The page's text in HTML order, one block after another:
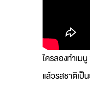
ใครลองทำเม
แล้วรสชาติเป็